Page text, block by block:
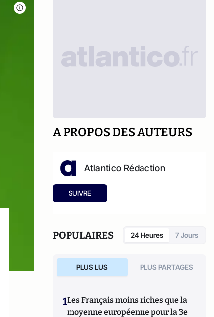
A PROPOS DES AUTEURS
Atlantico Rédaction
SUIVRE
POPULAIRES 24 Heures 7 Jours
PLUS LUS PLUS PARTAGES
1Les Français moins riches que la
moyenne européenne pour la 3e